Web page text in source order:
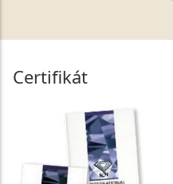
Certifikát